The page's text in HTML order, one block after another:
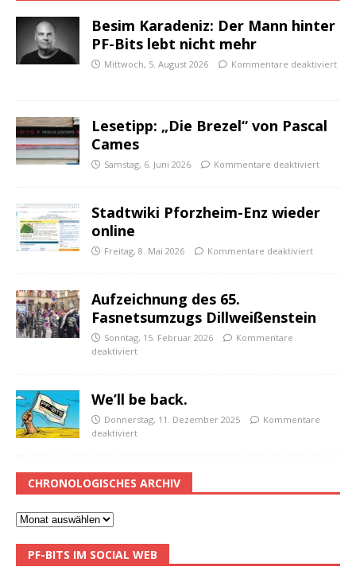
Besim Karadeniz: Der Mann hinter
PF-Bits lebt nicht mehr
Mittwoch, 5. August 2026 Kommentare deaktiviert
Lesetipp: „Die Brezel“ von Pascal
Cames
Samstag, 6. Juni 2026 Kommentare deaktiviert
Stadtwiki Pforzheim-Enz wieder
online
Freitag, 8. Mai 2026 Kommentare deaktiviert
Aufzeichnung des 65.
Fasnetsumzugs Dillweißenstein
Sonntag, 15. Februar 2026
Kommentare
deaktiviert
We’ll be back.
Donnerstag, 11. Dezember 2025
Kommentare
deaktiviert
CHRONOLOGISCHES ARCHIV
PF-BITS IM SOCIAL WEB